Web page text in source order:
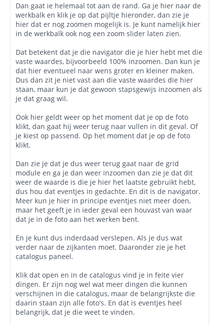
Dan gaat ie helemaal tot aan de rand. Ga je hier naar de
werkbalk en klik je op dat pijltje hieronder, dan zie je
hier dat er nog zoomen mogelijk is. Je kunt namelijk hier
in de werkbalk ook nog een zoom slider laten zien.
Dat betekent dat je die navigator die je hier hebt met die
vaste waardes, bijvoorbeeld 100% inzoomen. Dan kun je
dat hier eventueel naar wens groter en kleiner maken.
Dus dan zit je niet vast aan die vaste waardes die hier
staan, maar kun je dat gewoon stapsgewijs inzoomen als
je dat graag wil.
Ook hier geldt weer op het moment dat je op de foto
klikt, dan gaat hij weer terug naar vullen in dit geval. Of
je kiest op passend. Op het moment dat je op de foto
klikt.
Dan zie je dat je dus weer terug gaat naar de grid
module en ga je dan weer inzoomen dan zie je dat dit
weer de waarde is die je hier het laatste gebruikt hebt,
dus hou dat eventjes in gedachte. En dit is de navigator.
Meer kun je hier in principe eventjes niet meer doen,
maar het geeft je in ieder geval een houvast van waar
dat je in de foto aan het werken bent.
En je kunt dus inderdaad verslepen. Als je dus wat
verder naar de zijkanten moet. Daaronder zie je het
catalogus paneel.
Klik dat open en in de catalogus vind je in feite vier
dingen. Er zijn nog wel wat meer dingen die kunnen
verschijnen in die catalogus, maar de belangrijkste die
daarin staan zijn alle foto's. En dat is eventjes heel
belangrijk, dat je die weet te vinden.